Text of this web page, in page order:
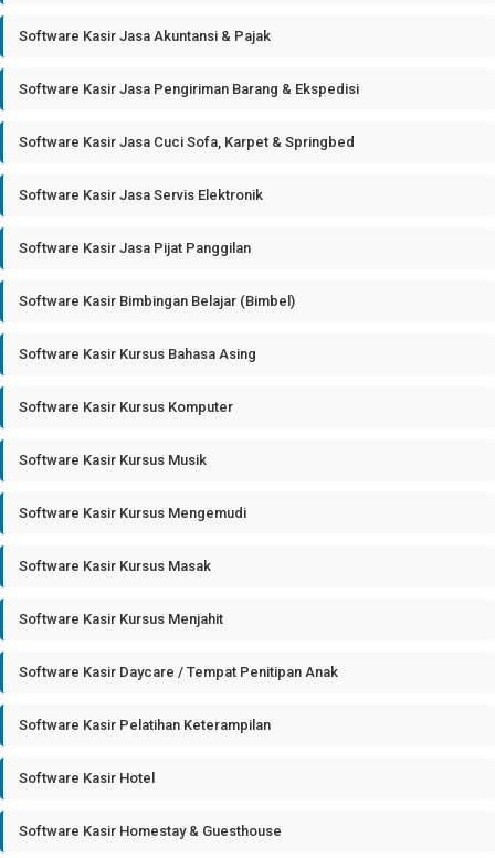
Software Kasir Jasa Akuntansi & Pajak
Software Kasir Jasa Pengiriman Barang & Ekspedisi
Software Kasir Jasa Cuci Sofa, Karpet & Springbed
Software Kasir Jasa Servis Elektronik
Software Kasir Jasa Pijat Panggilan
Software Kasir Bimbingan Belajar (Bimbel)
Software Kasir Kursus Bahasa Asing
Software Kasir Kursus Komputer
Software Kasir Kursus Musik
Software Kasir Kursus Mengemudi
Software Kasir Kursus Masak
Software Kasir Kursus Menjahit
Software Kasir Daycare / Tempat Penitipan Anak
Software Kasir Pelatihan Keterampilan
Software Kasir Hotel
Software Kasir Homestay & Guesthouse